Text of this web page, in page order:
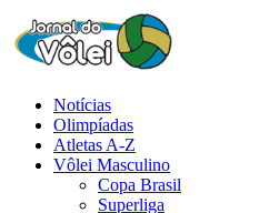
Notícias
Olimpíadas
Atletas A-Z
Vôlei Masculino
Copa Brasil
Superliga